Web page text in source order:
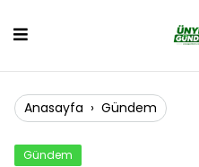
Anasayfa › Gündem
Gündem